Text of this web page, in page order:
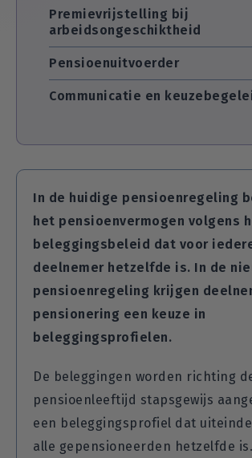
Premievrijstelling bij
arbeidsongeschiktheid
Pensioenuitvoerder
Communicatie en
In de huidige pensioenregeling
het pensioenvermogen volgens
beleggingsbeleid dat voor
deelnemer hetzelfde is. In de
pensioenregeling krijgen
pensionering een keuze in
beleggingsprofielen.
De beleggingen worden richting
pensioenleeftijd stapsgewijs
een beleggingsprofiel dat
alle gepensioneerden hetzelfde